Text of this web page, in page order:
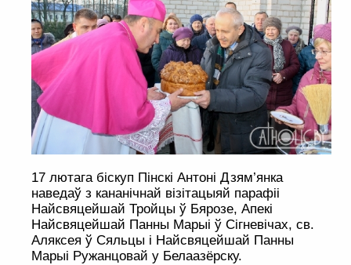
17 лютага біскуп Пінскі Антоні Дзям’янка
наведаў з кананічнай візітацыяй парафіі
Найсвяцейшай Тройцы ў Бярозе, Апекі
Найсвяцейшай Панны Марыі ў Сігневічах, св.
Аляксея ў Сяльцы і Найсвяцейшай Панны
Марыі Ружанцовай у Белаазёрску.